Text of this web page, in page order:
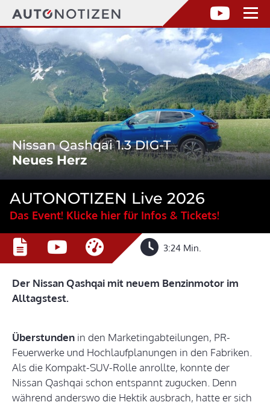
Nissan Qashqai 1.3 DIG-T
Neues Herz
AUTONOTIZEN Live 2026
Das Event! Klicke hier für Infos & Tickets!
3:24 Min.
Der Nissan Qashqai mit neuem Benzinmotor im
Alltagstest.
Überstunden in den Marketingabteilungen, PR-
Feuerwerke und Hochlaufplanungen in den Fabriken.
Als die Kompakt-SUV-Rolle anrollte, konnte der
Nissan Qashqai schon entspannt zugucken. Denn
während anderswo die Hektik ausbrach, hatte er sich